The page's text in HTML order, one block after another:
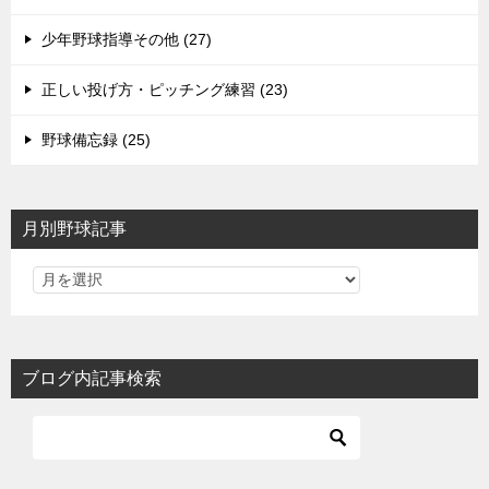
少年野球指導その他 (27)
正しい投げ方・ピッチング練習 (23)
野球備忘録 (25)
月別野球記事
ブログ内記事検索